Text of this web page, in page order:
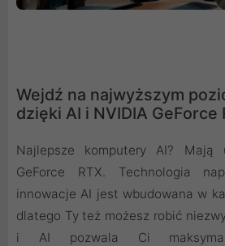
Wejdź na najwyższym
dzięki AI i NVIDIA GeForce
Najlepsze komputery AI? Mają
GeForce RTX. Technologia
innowacje AI jest wbudowana w
dlatego Ty też możesz robić
i AI pozwala Ci